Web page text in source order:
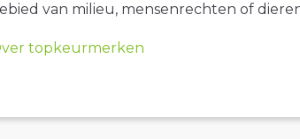
van milieu, mensenrechten of
topkeurmerken